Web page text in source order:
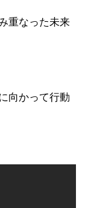
重なった未来
向かって行動